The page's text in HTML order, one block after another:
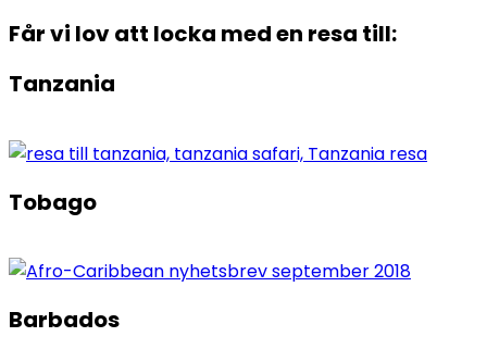
Får vi lov att locka med en resa till:
Tanzania
Tobago
Barbados